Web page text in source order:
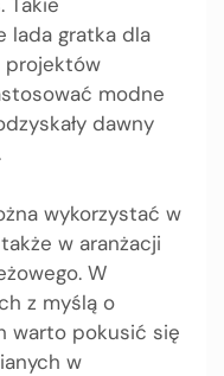
lada gratka dla
projektów
modne
dawny
wykorzystać w
w aranżacji
W
z myślą o
warto pokusić się
w